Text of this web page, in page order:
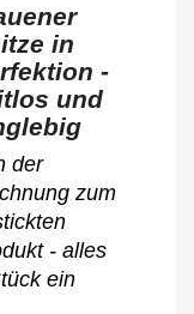
in
-
und
der
zum
- alles
ein